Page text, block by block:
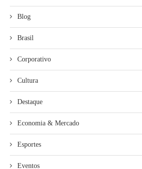
Blog
Brasil
Corporativo
Cultura
Destaque
Economia & Mercado
Esportes
Eventos